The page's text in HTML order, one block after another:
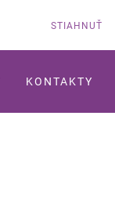
STIAHNUŤ
KONTAKTY